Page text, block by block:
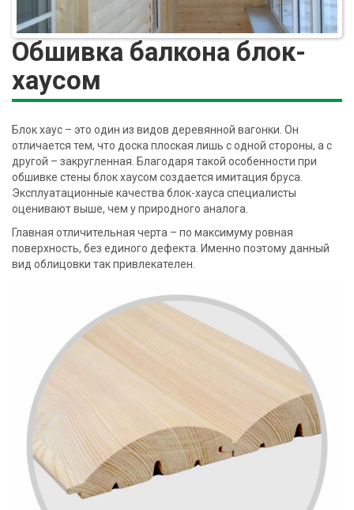
Обшивка балкона блок-
хаусом
Блок хаус – это один из видов деревянной вагонки. Он
отличается тем, что доска плоская лишь с одной стороны, а с
другой – закругленная. Благодаря такой особенности при
обшивке стены блок хаусом создается имитация бруса.
Эксплуатационные качества блок-хауса специалисты
оценивают выше, чем у природного аналога.
Главная отличительная черта – по максимуму ровная
поверхность, без единого дефекта. Именно поэтому данный
вид облицовки так привлекателен.